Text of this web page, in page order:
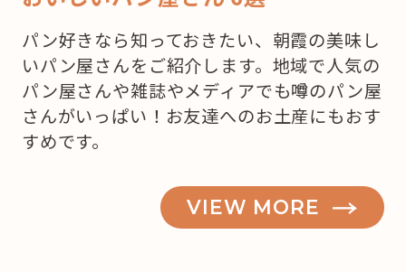
パン好きなら知っておきたい、朝霞の美味し
いパン屋さんをご紹介します。地域で人気の
パン屋さんや雑誌やメディアでも噂のパン屋
さんがいっぱい！お友達へのお土産にもおす
すめです。
VIEW MORE